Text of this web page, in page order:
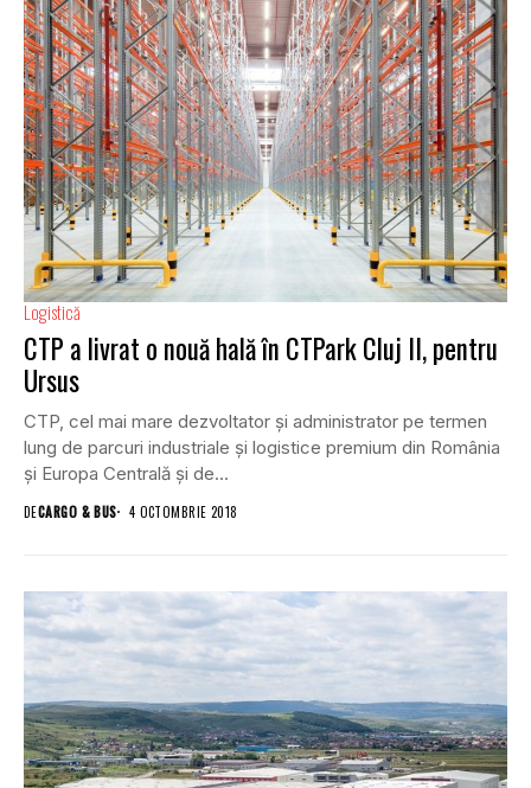
Logistică
CTP a livrat o nouă hală în CTPark Cluj II, pentru
Ursus
CTP, cel mai mare dezvoltator și administrator pe termen
lung de parcuri industriale și logistice premium din România
și Europa Centrală și de...
DECARGO & BUS 4 OCTOMBRIE 2018